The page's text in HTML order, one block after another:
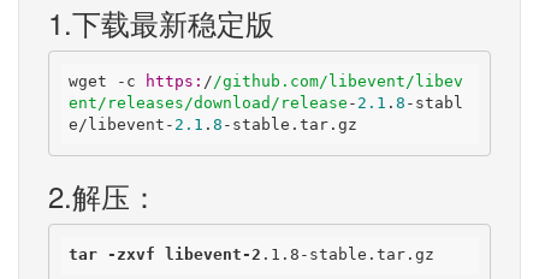
1.下载最新稳定版
wget -c https: //github.com/libevent/libev
ent/releases/download/release - 2.1 . 8 -stabl
e/libevent- 2.1 . 8 -stable.tar.gz
2.解压：
tar -zxvf libevent-2 .1 .8-stable .tar .gz